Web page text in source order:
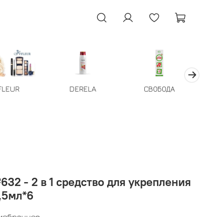
DERELA СВОБОДА
- 2 в 1 средство для укрепления